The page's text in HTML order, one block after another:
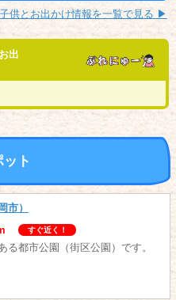
供とお出かけ情報を一覧で見る ▶︎
出
ト
市）
すぐ近く！
る都市公園（街区公園）です。